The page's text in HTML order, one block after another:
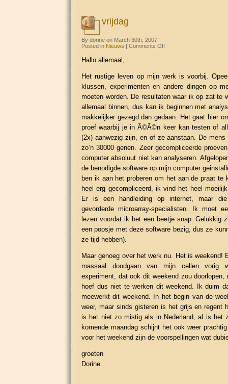
vrijdag
By dorine on March 30th, 2007
Posted in Nieuws | Comments Offon
Hallo allemaal,
Het rustige leven op mijn werk is voorbij.
klussen, experimenten en andere dingen op
moeten worden. De resultaten waar ik op zat te
allemaal binnen, dus kan ik beginnen met
makkelijker gezegd dan gedaan. Het gaat hier
proef waarbij je in Ã©Ã©n keer kan testen of
(2x) aanwezig zijn, en of ze aanstaan. De mens
zo’n 30000 genen. Zeer gecompliceerde
computer absoluut niet kan analyseren.
de benodigde software op mijn computer
ben ik aan het proberen om het aan de praat te
heel erg gecompliceerd, ik vind het heel
Er is een handleiding op internet, maar
gevorderde microarray-specialisten. Ik moet
lezen voordat ik het een beetje snap. Gelukkig
een poosje met deze software bezig, dus ze
ze tijd hebben).
Maar genoeg over het werk nu. Het is weekend!
massaal doodgaan van mijn cellen vorig
experiment, dat ook dit weekend zou
hoef dus niet te werken dit weekend. Ik duim
meewerkt dit weekend. In het begin van de
weer, maar sinds gisteren is het grijs en regent
is het niet zo mistig als in Nederland, al is het
komende maandag schijnt het ook weer
voor het weekend zijn de voorspellingen wat
groeten
Dorine